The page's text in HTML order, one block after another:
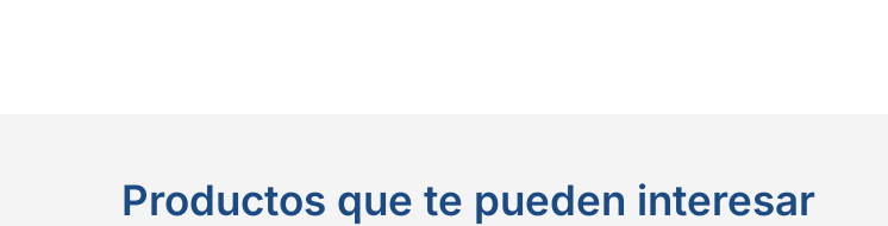
Productos que te pueden interesar